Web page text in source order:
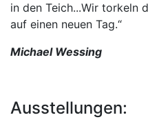
in den Teich...Wir torkeln
auf einen neuen Tag.“
Michael Wessing
Ausstellungen: